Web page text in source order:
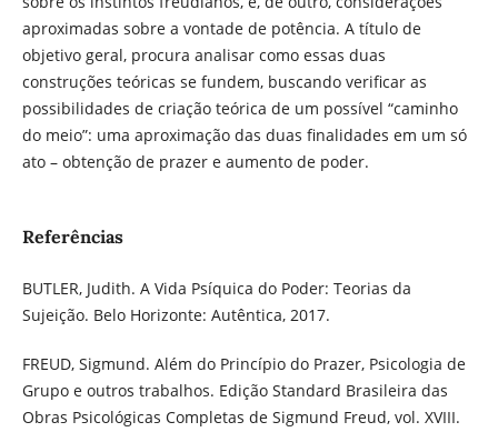
aproximadas sobre a vontade de potência. A título de
objetivo geral, procura analisar como essas duas
construções teóricas se fundem, buscando verificar as
possibilidades de criação teórica de um possível “caminho
do meio”: uma aproximação das duas finalidades em um só
ato – obtenção de prazer e aumento de poder.
Referências
BUTLER, Judith. A Vida Psíquica do Poder: Teorias da
Sujeição. Belo Horizonte: Autêntica, 2017.
FREUD, Sigmund. Além do Princípio do Prazer, Psicologia de
Grupo e outros trabalhos. Edição Standard Brasileira das
Obras Psicológicas Completas de Sigmund Freud, vol. XVIII.